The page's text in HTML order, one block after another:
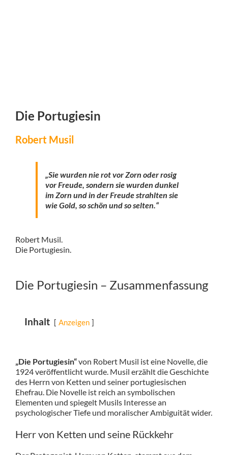
Die Portugiesin
Robert Musil
„Sie wurden nie rot vor Zorn oder rosig
vor Freude, sondern sie wurden dunkel
im Zorn und in der Freude strahlten sie
wie Gold, so schön und so selten.“
Robert Musil.
Die Portugiesin.
Die Portugiesin – Zusammenfassung
Inhalt Anzeigen
„Die Portugiesin“von Robert Musil ist eine Novelle, die
1924 veröffentlicht wurde. Musil erzählt die Geschichte
des Herrn von Ketten und seiner portugiesischen
Ehefrau. Die Novelle ist reich an symbolischen
Elementen und spiegelt Musils Interesse an
psychologischer Tiefe und moralischer Ambiguität wider.
Herr von Ketten und seine Rückkehr